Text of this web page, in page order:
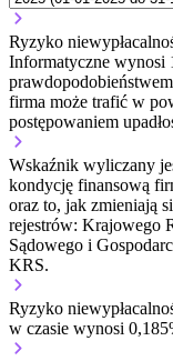
Ryzyko
Informatyczne wynosi
firma może trafić w
postępowaniem
Wskaźnik wyliczany
kondycję finansową
oraz to, jak zmieniają
rejestrów: Krajowego
Sądowego i
KRS.
Ryzyko
w czasie wynosi